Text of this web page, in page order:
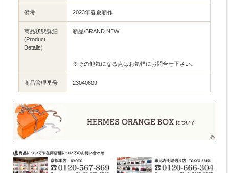
備考 2023年春夏新作
商品状態詳細
(Product
Details)
新品/BRAND NEW
※その他気になる点はお気軽にお問合せ下さい。
商品管理番号 23040609